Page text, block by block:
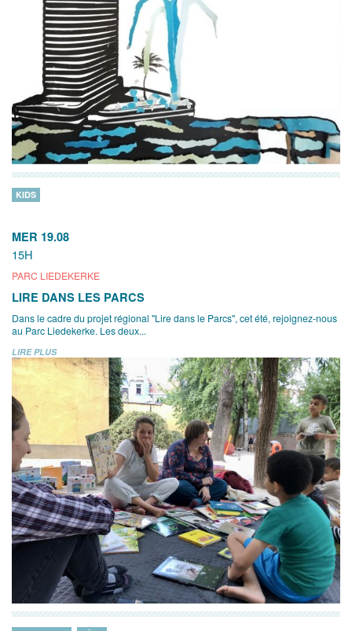
MER 19.08
15H
PARC LIEDEKERKE
KIDS
LIRE DANS LES PARCS
Dans le cadre du projet régional "Lire dans le Parcs", cet été, rejoignez-nous
au Parc Liedekerke. Les deux...
LIRE PLUS